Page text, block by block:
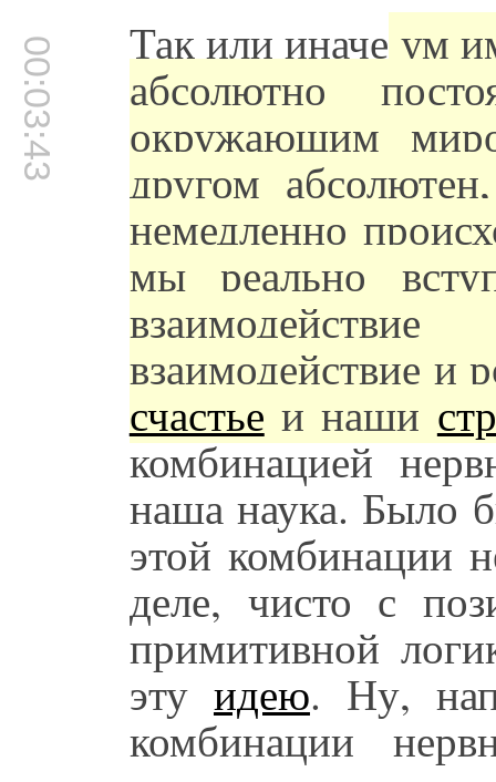
00:03:43 Так или иначе ум
абсолютно
окружающим
другом
немедленно
мы реально
взаимодействие и
счастье и наши
комбинацией
наша наука. Было
этой комбинации
деле, чисто с
примитивной
эту идею. Ну,
комбинации